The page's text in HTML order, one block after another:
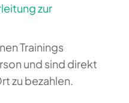
zur
Trainings
und sind direkt
zu bezahlen.